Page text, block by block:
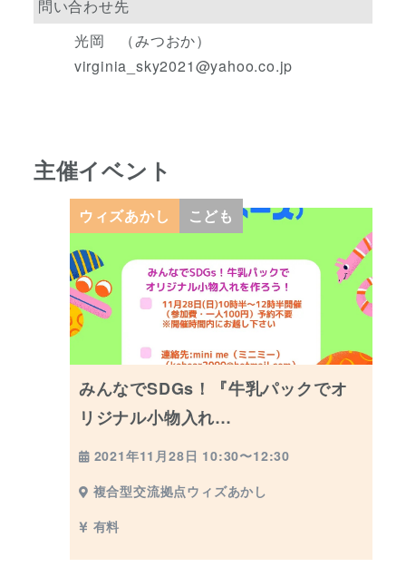
問い合わせ先
光岡 （みつおか）
virginia_sky2021@yahoo.co.jp
主催イベント
ウィズあかし こども
みんなでSDGs！『牛乳パックでオ
リジナル小物入れ…
2021年11月28日 10:30〜12:30
複合型交流拠点ウィズあかし
有料